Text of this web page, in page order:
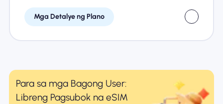
Mga Detalye ng Plano
Para sa mga Bagong User:
Libreng Pagsubok na eSIM